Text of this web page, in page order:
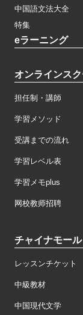
中国語文法大全
特集
eラーニング
オンラインス
担任制・講師
学習メソッド
受講までの流れ
学習レベル表
学習メモplus
网校教师招聘
チャイナモール
レッスンチケット
中級教材
中国現代文学